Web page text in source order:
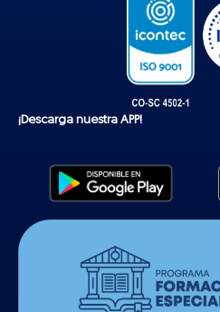
¡Descarga nuestra APP!